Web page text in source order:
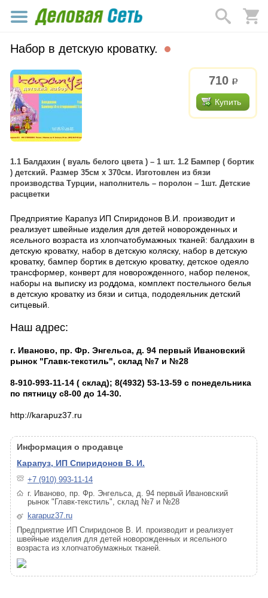
Набор в детскую кроватку.
710 р.
Купить
1.1 Балдахин ( вуаль белого цвета ) – 1 шт. 1.2 Бампер ( бортик
) детский. Размер 35см х 370см. Изготовлен из бязи
производства Турции, наполнитель – поролон – 1шт. Детские
расцветки
Предприятие Карапуз ИП Спиридонов В.И. производит и
реализует швейные изделия для детей новорожденных и
ясельного возраста из хлопчатобумажных тканей: балдахин в
детскую кроватку, набор в детскую коляску, набор в детскую
кроватку, бампер бортик в детскую кроватку, детское одеяло
трансформер, конверт для новорожденного, набор пеленок,
наборы на выписку из роддома, комплект постельного белья
в детскую кроватку из бязи и ситца, пододеяльник детский
ситцевый.
Наш адрес:
г. Иваново, пр. Фр. Энгельса, д. 94 первый Ивановский
рынок "Главк-текстиль", склад №7 и №28
8-910-993-11-14 ( склад); 8(4932) 53-13-59 с понедельника
по пятницу с8-00 до 14-30.
http://karapuz37.ru
Информация о продавце
Карапуз, ИП Спиридонов В. И.
+7 (910) 993-11-14
г. Иваново, пр. Фр. Энгельса, д. 94 первый Ивановский
рынок "Главк-текстиль", склад №7 и №28
karapuz37.ru
Предприятие ИП Спиридонов В. И. производит и реализует
швейные изделия для детей новорожденных и ясельного
возраста из хлопчатобумажных тканей.